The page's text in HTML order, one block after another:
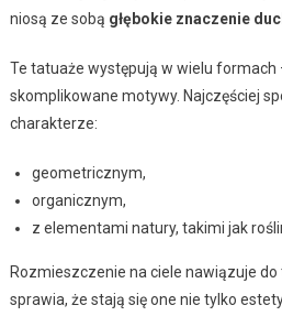
niosą ze sobą głębokie znaczenie
Te tatuaże występują w wielu formach
skomplikowane motywy. Najczęściej
charakterze:
geometricznym,
organicznym,
z elementami natury, takimi jak
Rozmieszczenie na ciele nawiązuje
sprawia, że stają się one nie tylko